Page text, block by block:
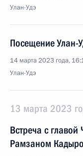
Улан-Удэ
Посещение Улан-
14 марта 2023 года,
Улан-Удэ
13 марта 2023
Встреча с главой
Рамзаном